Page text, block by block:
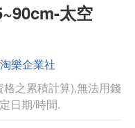
太空
樂企業社
之累積計算),無法用錢
日期/時間.